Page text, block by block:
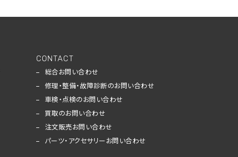
CONTACT
総合お問い合わせ
修理・整備・故障診断のお問い合わせ
車検・点検のお問い合わせ
買取のお問い合わせ
注文販売お問い合わせ
パーツ・アクセサリーお問い合わせ